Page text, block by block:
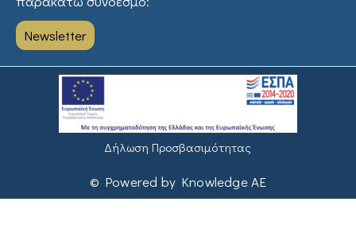
Newsletter
Δήλωση Προσβασιμότητας
© Powered by Knowledge AE